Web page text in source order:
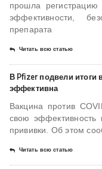
прошла
эффективности,
препарата
Читать всю статью
В Pfizer подвели итоги
эффективна
Вакцина против
свою эффективность
прививки. Об этом
Читать всю статью